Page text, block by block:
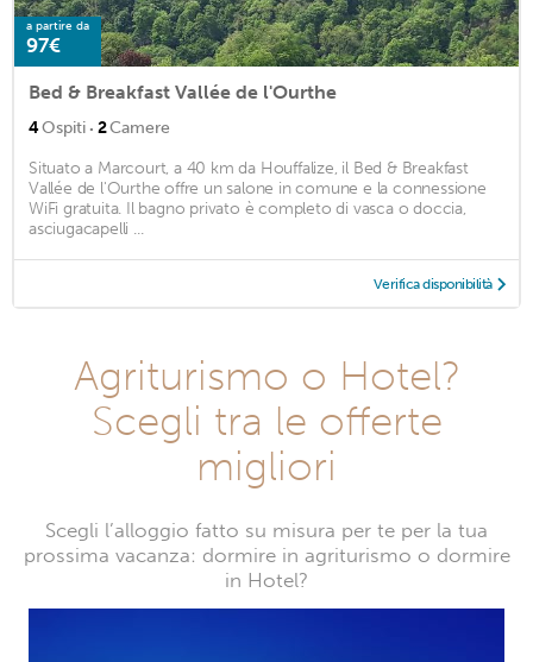
a partire da
97€
Bed & Breakfast Vallée de l'Ourthe
4Ospiti · 2Camere
Situato a Marcourt, a 40 km da Houffalize, il Bed & Breakfast
Vallée de l'Ourthe offre un salone in comune e la connessione
WiFi gratuita. Il bagno privato è completo di vasca o doccia,
asciugacapelli ...
Verifica disponibilità
Agriturismo o Hotel?
Scegli tra le offerte
migliori
Scegli l’alloggio fatto su misura per te per la tua
prossima vacanza: dormire in agriturismo o dormire
in Hotel?